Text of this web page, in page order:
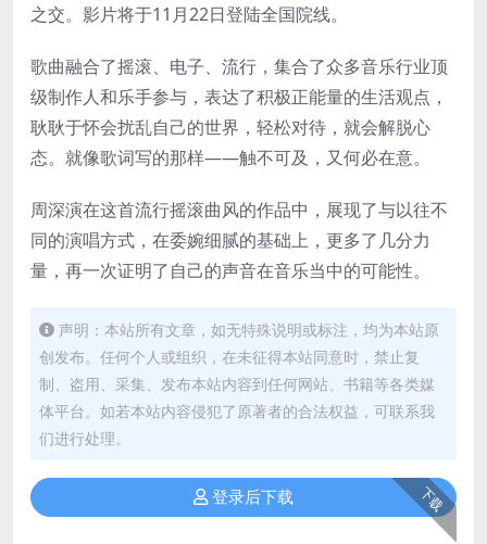
之交。影片将于11月22日登陆全国院线。
歌曲融合了摇滚、电子、流行，集合了众多音乐行业顶
级制作人和乐手参与，表达了积极正能量的生活观点，
耿耿于怀会扰乱自己的世界，轻松对待，就会解脱心
态。就像歌词写的那样——触不可及，又何必在意。
周深演在这首流行摇滚曲风的作品中，展现了与以往不
同的演唱方式，在委婉细腻的基础上，更多了几分力
量，再一次证明了自己的声音在音乐当中的可能性。
声明：本站所有文章，如无特殊说明或标注，均为本站原
创发布。任何个人或组织，在未征得本站同意时，禁止复
制、盗用、采集、发布本站内容到任何网站、书籍等各类媒
体平台。如若本站内容侵犯了原著者的合法权益，可联系我
们进行处理。
下载
登录后下载